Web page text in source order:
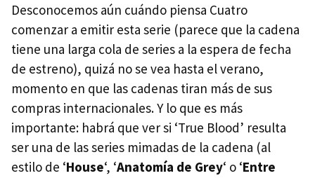
Desconocemos aún cuándo piensa Cuatro
comenzar a emitir esta serie (parece que la cadena
tiene una larga cola de series a la espera de fecha
de estreno), quizá no se vea hasta el verano,
momento en que las cadenas tiran más de sus
compras internacionales. Y lo que es más
importante: habrá que ver si ‘True Blood’ resulta
ser una de las series mimadas de la cadena (al
estilo de ‘House‘, ‘Anatomía de Grey‘ o ‘Entre